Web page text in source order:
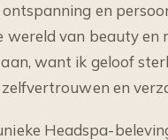
en
wereld van beauty en
want ik geloof
en
Headspa-